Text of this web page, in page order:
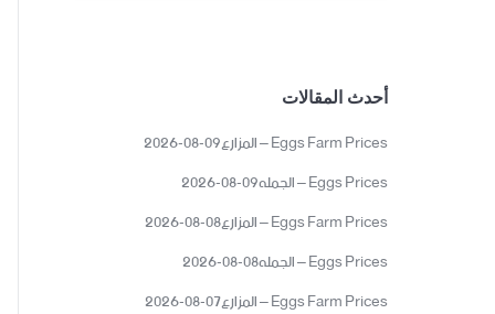
أحدث المقالات
Eggs Farm Prices – المزارع09-08-2026
Eggs Prices – الجمله09-08-2026
Eggs Farm Prices – المزارع08-08-2026
Eggs Prices – الجمله08-08-2026
Eggs Farm Prices – المزارع07-08-2026